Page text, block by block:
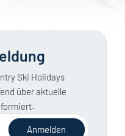
Ski Holidays
über aktuelle
Anmelden